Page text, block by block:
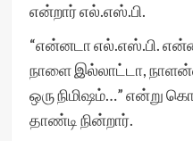
என்றார் எல்.எஸ்.பி.
“என்னடா எல்.எஸ்.பி.
நாளை இல்லாட்டா,
ஒரு நிமிஷம்…” என்று
தாண்டி நின்றார்.